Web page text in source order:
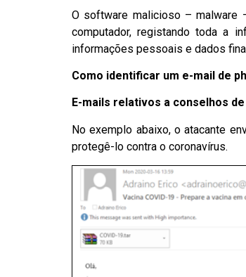
O software malicioso – malware
computador, registando toda a
informações pessoais e dados
Como identificar um e-mail de
E-mails relativos a conselhos
No exemplo abaixo, o atacante
protegê-lo contra o coronavírus.